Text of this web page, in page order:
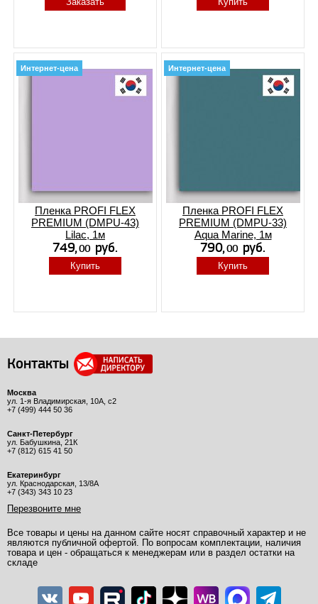
Интернет-цена
Пленка PROFI FLEX
PREMIUM (DMPU-43)
Lilac, 1м
Купить
Интернет-цена
Пленка PROFI FLEX
PREMIUM (DMPU-33)
Aqua Marine, 1м
Купить
Контакты
Москва
ул. 1-я Владимирская, 10А, с2
+7 (499) 444 50 36
Санкт-Петербург
ул. Бабушкина, 21К
+7 (812) 615 41 50
Екатеринбург
ул. Краснодарская, 13/8А
+7 (343) 343 10 23
Перезвоните мне
Все товары и цены на данном сайте носят справочный характер и не
являются публичной офертой. По вопросам комплектации, наличия
товара и цен - обращаться к менеджерам или в раздел остатки на
складе